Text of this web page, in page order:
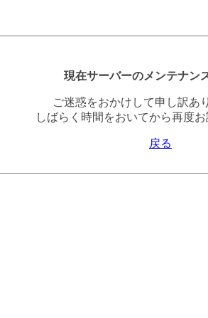
現在サーバーのメンテナン
ご迷惑をおかけして申し訳あ
しばらく時間をおいてから再度お
戻る